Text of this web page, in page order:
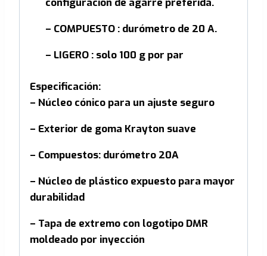
– COMPUESTO : durómetro de 20 A.
– LIGERO : solo 100 g por par
Especificación:
– Núcleo cónico para un ajuste seguro
– Exterior de goma Krayton suave
– Compuestos: durómetro 20A
– Núcleo de plástico expuesto para mayor
durabilidad
– Tapa de extremo con logotipo DMR
moldeado por inyección